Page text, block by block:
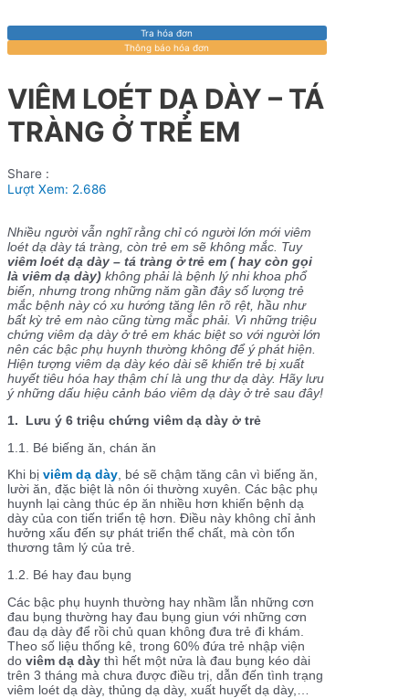
Tra hóa đơn
Thông báo hóa đơn
VIÊM LOÉT DẠ DÀY – TÁ
TRÀNG Ở TRẺ EM
Share :
Lượt Xem: 2.686
Nhiều người vẫn nghĩ rằng chỉ có người lớn mới viêm
loét dạ dày tá tràng, còn trẻ em sẽ không mắc. Tuy
viêm loét dạ dày – tá tràng ở trẻ em ( hay còn gọi
là viêm dạ dày) không phải là bệnh lý nhi khoa phổ
biến, nhưng trong những năm gần đây số lượng trẻ
mắc bệnh này có xu hướng tăng lên rõ rệt, hầu như
bất kỳ trẻ em nào cũng từng mắc phải. Vì những triệu
chứng viêm dạ dày ở trẻ em khác biệt so với người lớn
nên các bậc phụ huynh thường không để ý phát hiện.
Hiện tượng viêm dạ dày kéo dài sẽ khiến trẻ bị xuất
huyết tiêu hóa hay thậm chí là ung thư dạ dày. Hãy lưu
ý những dấu hiệu cảnh báo viêm dạ dày ở trẻ sau đây!
1. Lưu ý 6 triệu chứng viêm dạ dày ở trẻ
1.1. Bé biếng ăn, chán ăn
Khi bị viêm dạ dày, bé sẽ chậm tăng cân vì biếng ăn,
lười ăn, đặc biệt là nôn ói thường xuyên. Các bậc phụ
huynh lại càng thúc ép ăn nhiều hơn khiến bệnh dạ
dày của con tiến triển tệ hơn. Điều này không chỉ ảnh
hưởng xấu đến sự phát triển thể chất, mà còn tổn
thương tâm lý của trẻ.
1.2. Bé hay đau bụng
Các bậc phụ huynh thường hay nhầm lẫn những cơn
đau bụng thường hay đau bụng giun với những cơn
đau dạ dày để rồi chủ quan không đưa trẻ đi khám.
Theo số liệu thống kê, trong 60% đứa trẻ nhập viện
do viêm dạ dày thì hết một nửa là đau bụng kéo dài
trên 3 tháng mà chưa được điều trị, dẫn đến tình trạng
viêm loét dạ dày, thủng dạ dày, xuất huyết dạ dày,…